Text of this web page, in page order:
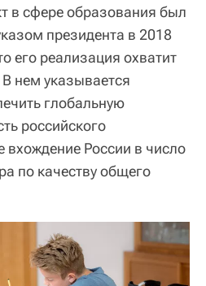
в сфере образования был
президента в 2018
его реализация охватит
нем указывается
глобальную
российского
вхождение России в число
по качеству общего